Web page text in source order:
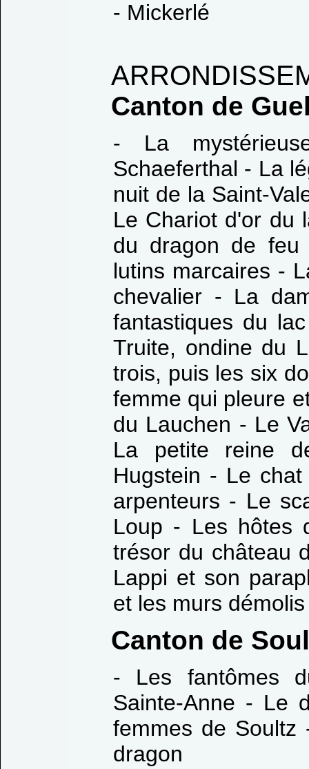
- Mickerlé
Canton de
- La
Schaeferthal - La
nuit de la Saint-
Le Chariot d'or du
du dragon de
lutins marcaires -
chevalier - La
fantastiques du
Truite, ondine du
trois, puis les six
femme qui pleure
du Lauchen - Le
La petite reine
Hugstein - Le
arpenteurs - Le
Loup - Les hôtes
trésor du château
Lappi et son
et les murs démolis
Canton de
- Les fantômes
Sainte-Anne - Le
femmes de
dragon